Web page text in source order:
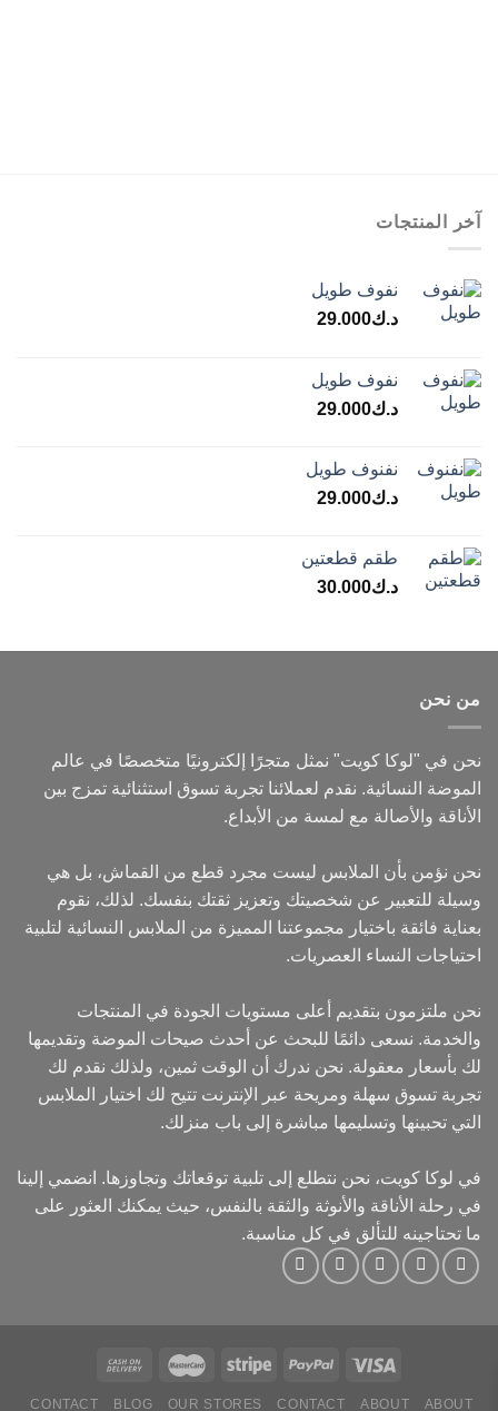
آخر المنتجات
نفوف طويل
د.ك29.000
نفوف طويل
د.ك29.000
نفنوف طويل
د.ك29.000
طقم قطعتين
د.ك30.000
من نحن
نحن في "لوكا كويت" نمثل متجرًا إلكترونيًا متخصصًا في عالم
الموضة النسائية. نقدم لعملائنا تجربة تسوق استثنائية تمزج بين
الأناقة والأصالة مع لمسة من الأبداع.
نحن نؤمن بأن الملابس ليست مجرد قطع من القماش، بل هي
وسيلة للتعبير عن شخصيتك وتعزيز ثقتك بنفسك. لذلك، نقوم
بعناية فائقة باختيار مجموعتنا المميزة من الملابس النسائية لتلبية
احتياجات النساء العصريات.
نحن ملتزمون بتقديم أعلى مستويات الجودة في المنتجات
والخدمة. نسعى دائمًا للبحث عن أحدث صيحات الموضة وتقديمها
لك بأسعار معقولة. نحن ندرك أن الوقت ثمين، ولذلك نقدم لك
تجربة تسوق سهلة ومريحة عبر الإنترنت تتيح لك اختيار الملابس
التي تحبينها وتسليمها مباشرة إلى باب منزلك.
في لوكا كويت، نحن نتطلع إلى تلبية توقعاتك وتجاوزها. انضمي إلينا
في رحلة الأناقة والأنوثة والثقة بالنفس، حيث يمكنك العثور على
ما تحتاجينه للتألق في كل مناسبة.
ABOUT
ABOUT
CONTACT
OUR STORES
BLOG
CONTACT